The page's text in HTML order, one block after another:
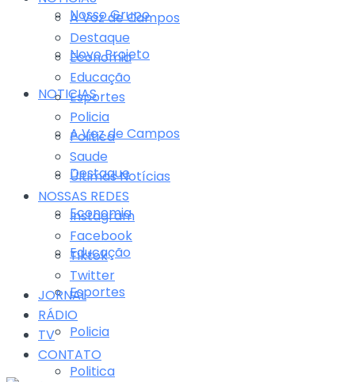
Nosso Grupo
Novo Projeto
NOTICIAS
A Voz de Campos
Destaque
Economia
Educação
Esportes
Policia
Politica
A Voz de Campos
Destaque
Economia
Educação
Esportes
Policia
Politica
Saude
Últimas Notícias
NOSSAS REDES
Instagram
Facebook
Tiktok
Twitter
JORNAL
RÁDIO
TV
CONTATO